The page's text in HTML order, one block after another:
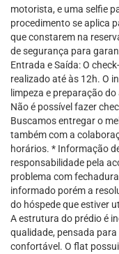
motorista, e uma selfie
procedimento se aplica
que constarem na
de segurança para
Entrada e Saída: O
realizado até às 12h. O
limpeza e preparação
Não é possível fazer
Buscamos entregar o
também com a
horários. * Informação
responsabilidade pela
problema com
informado porém a
do hóspede que estiver
A estrutura do prédio é
qualidade, pensada
confortável. O flat